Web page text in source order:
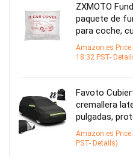
ZXMOTO
paquete de
para coche,
Amazon.es Price:
18:32 PST-
Favoto
cremallera
pulgadas,
Amazon.es Price:
PST- Details)